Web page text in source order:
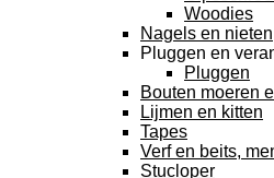
Woodies
Nagels en nieten
Pluggen en
Pluggen
Bouten moeren
Lijmen en kitten
Tapes
Verf en beits,
Stucloper